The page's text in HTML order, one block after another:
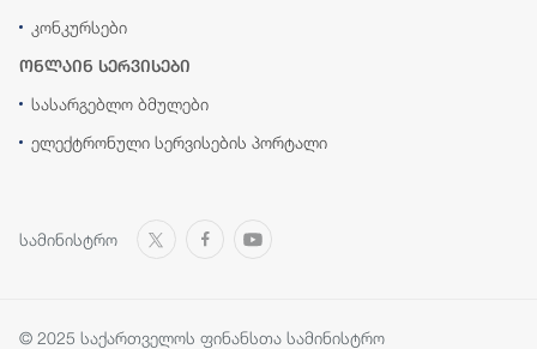
კონკურსები
ონლაინ სერვისები
სასარგებლო ბმულები
ელექტრონული სერვისების პორტალი
სამინისტრო
© 2025 საქართველოს ფინანსთა სამინისტრო